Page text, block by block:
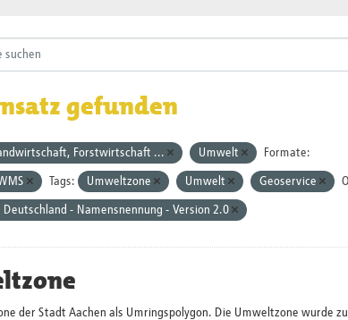
gefunden
Forstwirtschaft ... Umwelt Formate:
Tags: Umweltzone Umwelt Geoservice
Deutschland - Namensnennung - Version 2.0
der Stadt Aachen als Umringspolygon. Die Umweltzone wurde